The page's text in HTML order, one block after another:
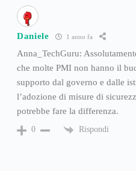
Daniele 1 anno fa
Anna_TechGuru:
che molte PMI non hanno il
supporto dal governo e dalle
l’adozione di misure di
potrebbe fare la differenza.
0 Rispondi